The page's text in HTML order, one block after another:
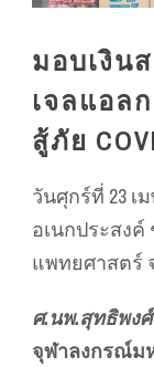
มอบเงิน
เจลแอล
สู้ภัย
วันศุกร์ที่ 23 เ
อเนกประสง
แพทยศาสตร์
ศ.นพ.สุทธิพง
จุฬาลงกรณ์ม